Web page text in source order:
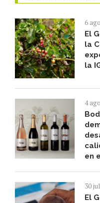
6
El
la
la
4
en
30
El